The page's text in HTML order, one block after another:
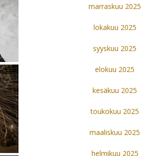
marraskuu 2025
lokakuu 2025
syyskuu 2025
elokuu 2025
kesäkuu 2025
toukokuu 2025
maaliskuu 2025
helmikuu 2025